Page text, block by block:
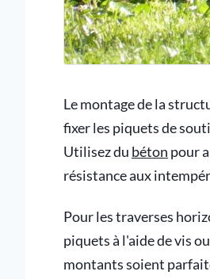
Le montage de la
fixer les piquets de
Utilisez du béton pour
résistance aux
Pour les traverses
piquets à l'aide de vis
montants soient